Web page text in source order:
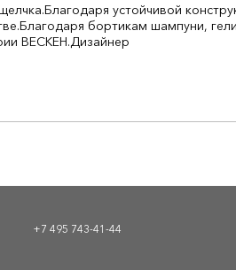
Благодаря устойчивой
Благодаря бортикам шампуни,
ВЕСКЕН.Дизайнер
+7 495 743-41-44